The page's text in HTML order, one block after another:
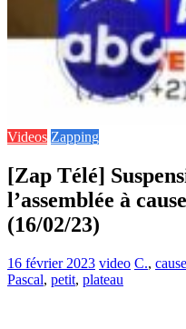
Videos Zapping
[Zap Télé]
l’assemblée à
(16/02/23)
16 février 2023 video C., cause
Pascal, petit, plateau